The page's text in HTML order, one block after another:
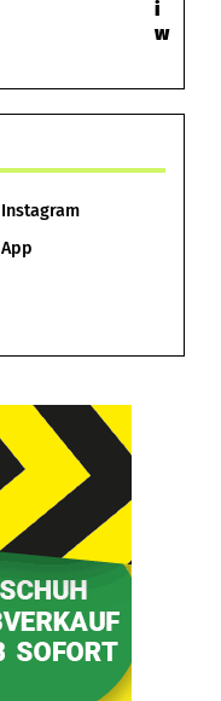
i
w
Instagram
App